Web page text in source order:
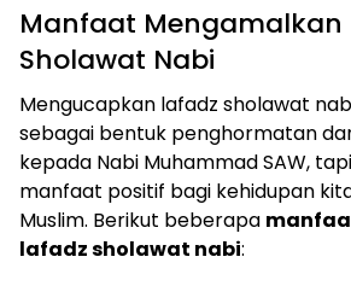
Manfaat Mengamalkan
Sholawat Nabi
Mengucapkan lafadz sholawat
sebagai bentuk penghormatan
kepada Nabi Muhammad SAW,
manfaat positif bagi kehidupan
Muslim. Berikut beberapa
lafadz sholawat nabi: